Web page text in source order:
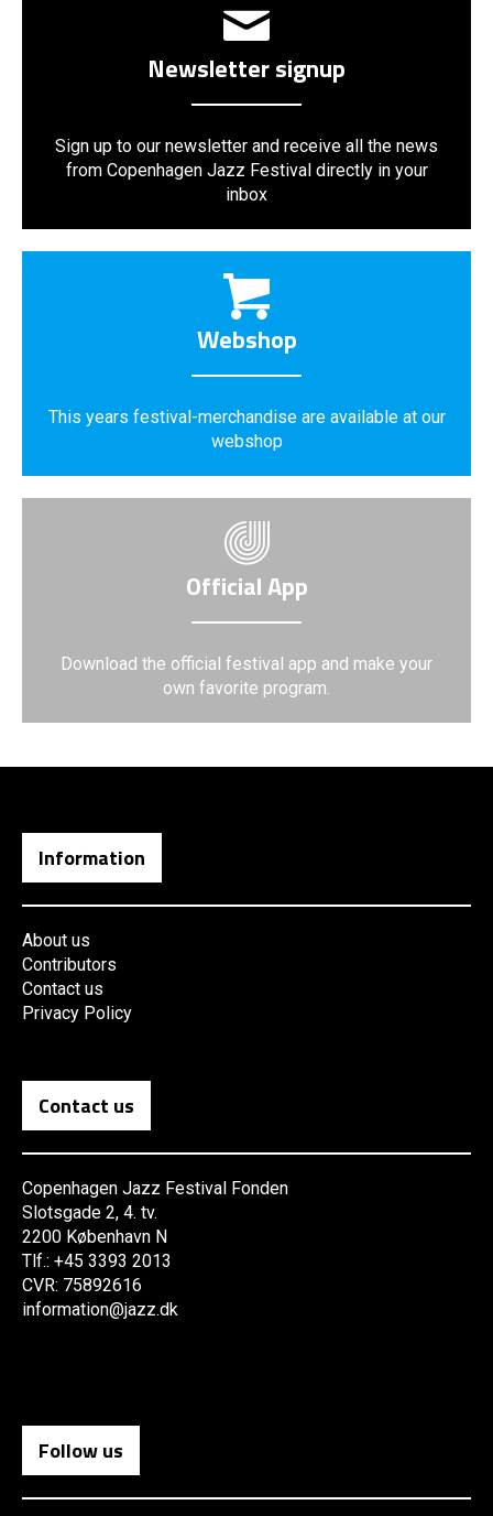
Newsletter signup
Sign up to our newsletter and receive all the news
from Copenhagen Jazz Festival directly in your
inbox
Webshop
This years festival-merchandise are available at our
webshop
Official App
Download the official festival app and make your
own favorite program.
Information
About us
Contributors
Contact us
Privacy Policy
Contact us
Copenhagen Jazz Festival Fonden
Slotsgade 2, 4. tv.
2200 København N
Tlf.: +45 3393 2013
CVR: 75892616
information@jazz.dk
Follow us